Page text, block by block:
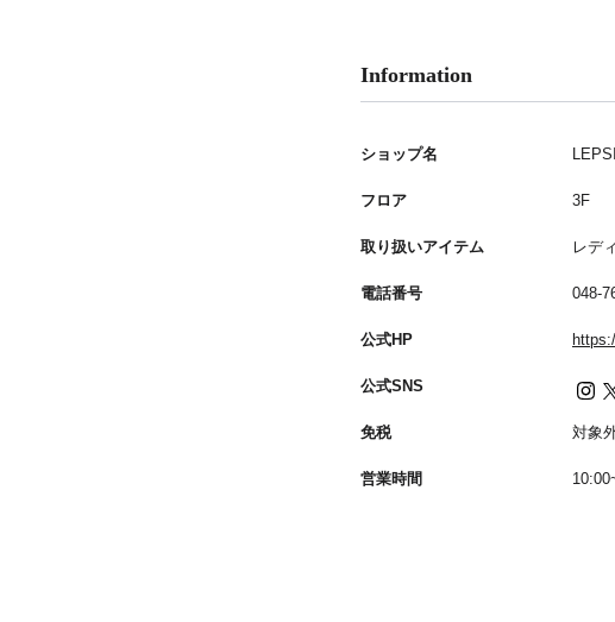
Information
ショップ名
フロア 3F
取り扱いアイテム レデ
電話番号 048-
公式HP
公式SNS
免税 対象
営業時間